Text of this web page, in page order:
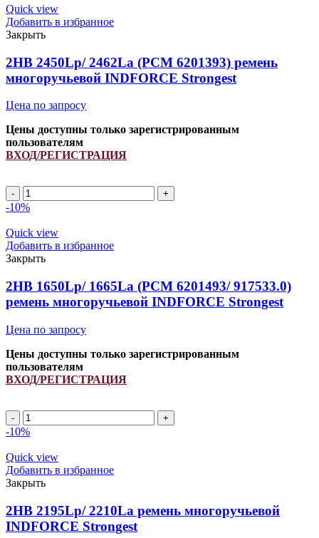
644898.0/
554031.0
INDFORCE
quantity
Quick view
Добавить в избранное
Закрыть
2HB 2450Lp/ 2462La (PCM 6201393) ремень
многоручьевой INDFORCE Strongest
Цена по запросу
Цены доступны только зарегистрированным
пользователям
ВХОД/РЕГИСТРАЦИЯ
2HB
2450Lp/
(PCM
6201393)
ремень
многоручьевой
INDFORCE
Strongest
quantity
-10%
Quick view
Добавить в избранное
Закрыть
2HB 1650Lp/ 1665La (PCM 6201493/ 917533.0)
ремень многоручьевой INDFORCE Strongest
Цена по запросу
Цены доступны только зарегистрированным
пользователям
ВХОД/РЕГИСТРАЦИЯ
2HB
1650Lp/
(PCM
6201493/
917533.0)
ремень
многоручьевой
INDFORCE
Strongest
-10%
Quick view
Добавить в избранное
Закрыть
2HB 2195Lp/ 2210La ремень многоручьевой
INDFORCE Strongest